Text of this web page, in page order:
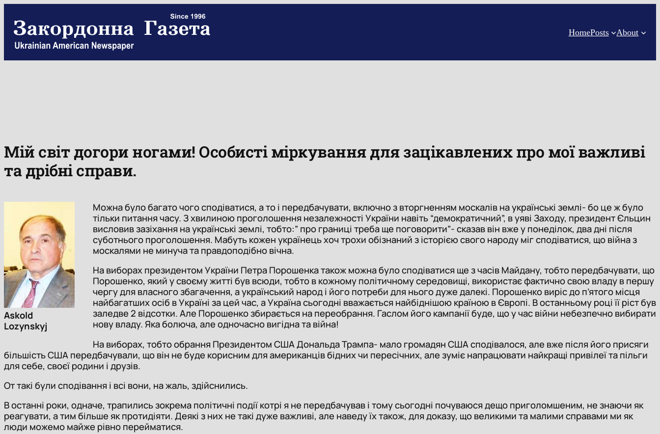
content
HomePosts About
Мій світ догори ногами! Особисті міркування для зацікавлених про мої важливі
та дрібні справи.
Askold
Lozynskyj
Можна було багато чого сподіватися, а то і передбачувати, включно з вторгненням москалів на українські землі- бо це ж було
тільки питання часу. З хвилиною проголошення незалежності України навіть “демократичний”, в уяві Заходу, президент Єльцин
висловив зазіхання на українські землі, тобто:” про границі треба ще поговорити”- сказав він вже у понеділок, два дні після
суботнього проголошення. Мабуть кожен українець хоч трохи обізнаний з історією свого народу міг сподіватися, що війна з
москалями не минуча та правдоподібно вічна.
На виборах президентом України Петра Порошенка також можна було сподіватися ще з часів Майдану, тобто передбачувати, що
Порошенко, який у своєму житті був всюди, тобто в кожному політичному середовищі, використає фактично свою владу в першу
чергу для власного збагачення, а український народ і його потреби для нього дуже далекі. Порошенко виріс до п’ятого місця
найбагатших осіб в Україні за цей час, а Україна сьогодні вважається найбіднішою країною в Європі. В останньому році її ріст був
заледве 2 відсотки. Але Порошенко збирається на переобрання. Гаслом його кампанії буде, що у час війни небезпечно вибирати
нову владу. Яка болюча, але одночасно вигідна та війна!
На виборах, тобто обрання Президентом США Дональда Трампа- мало громадян США сподівалося, але вже після його присяги
більшість США передбачували, що він не буде корисним для американців бідних чи пересічних, але зуміє напрацювати найкращі привілеї та пільги
для себе, своєї родини і друзів.
От такі були сподівання і всі вони, на жаль, здійснились.
В останні роки, одначе, трапились зокрема політичні події котрі я не передбачував і тому сьогодні почуваюся дещо приголомшеним, не знаючи як
реагувати, а тим більше як протидіяти. Деякі з них не такі дуже важливі, але наведу їх також, для доказу, що великими та малими справами ми як
люди можемо майже рівно перейматися.